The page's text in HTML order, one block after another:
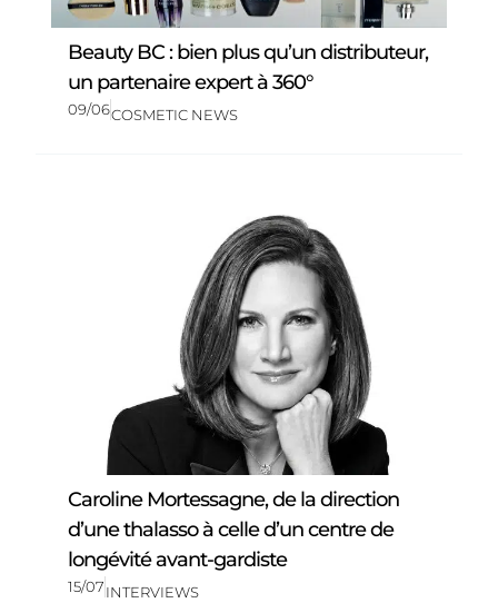
Beauty BC : bien plus qu’un distributeur,
un partenaire expert à 360°
09/06COSMETIC NEWS
Caroline Mortessagne, de la direction
d’une thalasso à celle d’un centre de
longévité avant-gardiste
15/07INTERVIEWS